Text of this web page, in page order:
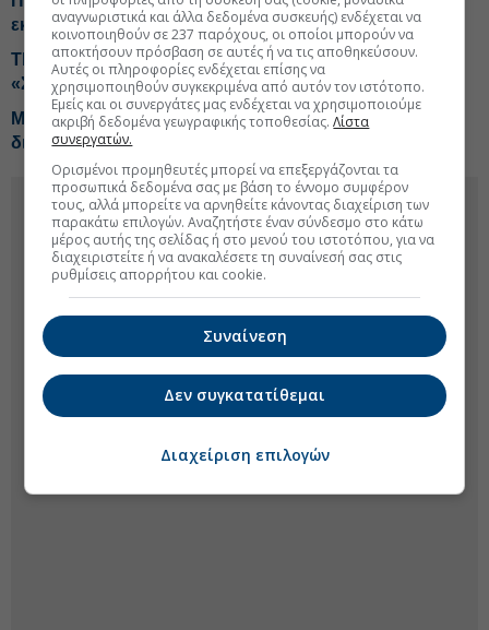
εκπτώσεις δίνουν
ΤΕΧΑΝ- ENVIPCO: Τεράστιος τζίρος από τα μικρά
«Σπιτάκια Ανακύκλωσης»
Metlen: Γκάζι σε τέσσερις άξονες με στόχο EBITDA 2
δισ. ευρω
αναγνωριστικά και άλλα δεδομένα συσκευής) ενδέχεται να
κοινοποιηθούν σε 237 παρόχους, οι οποίοι μπορούν να
αποκτήσουν πρόσβαση σε αυτές ή να τις αποθηκεύσουν.
Αυτές οι πληροφορίες ενδέχεται επίσης να
χρησιμοποιηθούν συγκεκριμένα από αυτόν τον ιστότοπο.
Εμείς και οι συνεργάτες μας ενδέχεται να χρησιμοποιούμε
ακριβή δεδομένα γεωγραφικής τοποθεσίας.Λίστα
συνεργατών.
Ορισμένοι προμηθευτές μπορεί να επεξεργάζονται τα
προσωπικά δεδομένα σας με βάση το έννομο συμφέρον
τους, αλλά μπορείτε να αρνηθείτε κάνοντας διαχείριση των
παρακάτω επιλογών. Αναζητήστε έναν σύνδεσμο στο κάτω
μέρος αυτής της σελίδας ή στο μενού του ιστοτόπου, για να
διαχειριστείτε ή να ανακαλέσετε τη συναίνεσή σας στις
ρυθμίσεις απορρήτου και cookie.
Συναίνεση
Δεν συγκατατίθεμαι
Διαχείριση επιλογών